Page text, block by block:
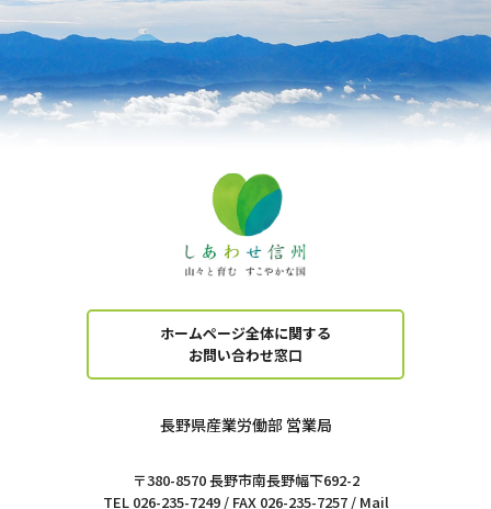
ホームページ全体に関する
お問い合わせ窓口
長野県産業労働部 営業局
〒380-8570 長野市南長野幅下692-2
TEL 026-235-7249 / FAX 026-235-7257 / Mail